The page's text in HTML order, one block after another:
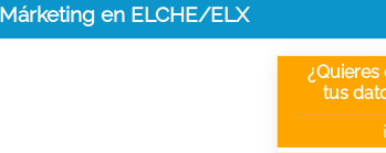
en ELCHE/ELX
¿Quieres
tus